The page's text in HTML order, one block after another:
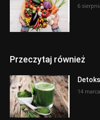
6
Przeczytaj również
14